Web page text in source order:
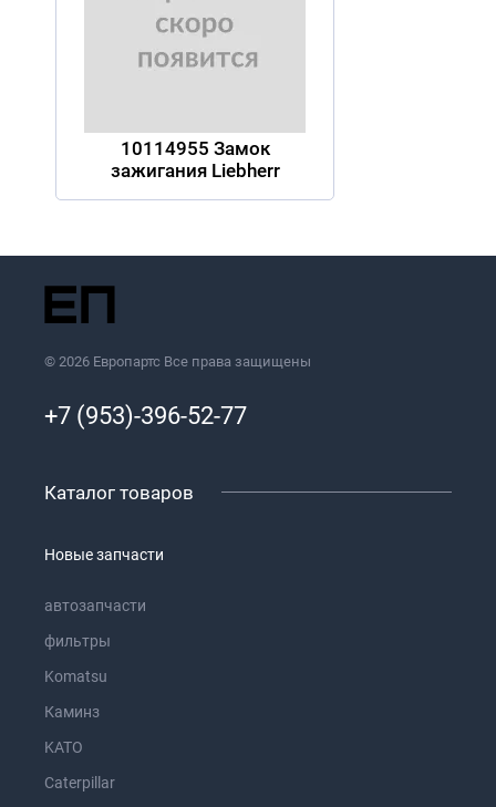
10114955 Замок
зажигания Liebherr
© 2026 Европартс Все права защищены
+7 (953)-396-52-77
Каталог товаров
Новые запчасти
автозапчасти
фильтры
Komatsu
Каминз
KATO
Caterpillar